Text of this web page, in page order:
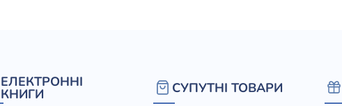
ЕЛЕКТРОННІ
КНИГИ СУПУТНІ ТОВАРИ